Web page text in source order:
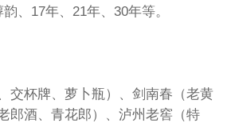
17年、21年、30年等。
杯牌、萝卜瓶）、剑南春（老黄
郎酒、青花郎）、泸州老窖（特